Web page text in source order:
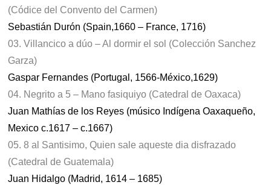
(Códice del Convento del Carmen)
Sebastián Durón (Spain,1660 – France, 1716)
03. Villancico a dúo – Al dormir el sol (Colección Sanchez
Garza)
Gaspar Fernandes (Portugal, 1566-México,1629)
04. Negrito a 5 – Mano fasiquiyo (Catedral de Oaxaca)
Juan Mathías de los Reyes (músico Indígena Oaxaqueño,
Mexico c.1617 – c.1667)
05. 8 al Santisimo, Quien sale aqueste dia disfrazado
(Catedral de Guatemala)
Juan Hidalgo (Madrid, 1614 – 1685)